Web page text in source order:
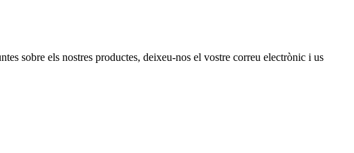
sobre els nostres productes, deixeu-nos el vostre correu electrònic i us